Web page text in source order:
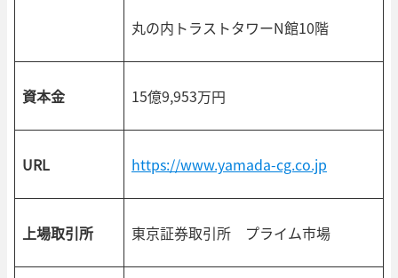
丸の内トラストタワーN館10階
資本金 15億9,953万円
URL https://www.yamada-cg.co.jp
上場取引所 東京証券取引所 プライム市場